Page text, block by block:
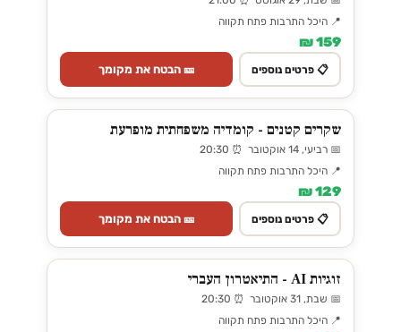
📍 היכל התרבות פתח תקווה
159 ₪
📋 פרטים נוספים 🎫 הבטח את מקומך
שקרים קטנים - קומדיה משפחתית מופרעת
📅 רביעי, 14 אוקטובר ⏰ 20:30
📍 היכל התרבות פתח תקווה
129 ₪
📋 פרטים נוספים 🎫 הבטח את מקומך
זוגיות AI - התיאטרון העברי
📅 שבת, 31 אוקטובר ⏰ 20:30
📍 היכל התרבות פתח תקווה